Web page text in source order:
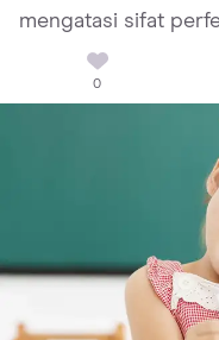
mengatasi sifat
0